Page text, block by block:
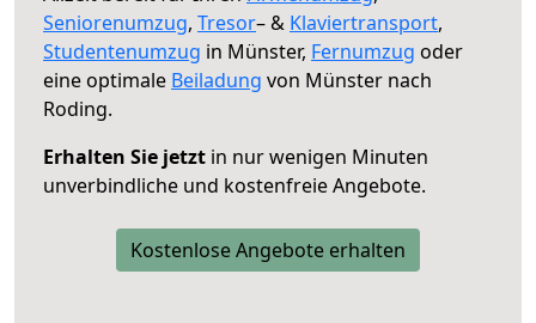
Seniorenumzug, Tresor– & Klaviertransport,
Studentenumzug in Münster, Fernumzug oder
eine optimale Beiladung von Münster nach
Roding.
Erhalten Sie jetzt in nur wenigen Minuten
unverbindliche und kostenfreie Angebote.
Kostenlose Angebote erhalten